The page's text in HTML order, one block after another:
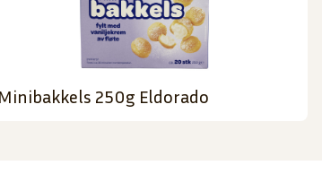
Minibakkels 250g Eldorado